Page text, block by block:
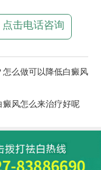
点击电话咨询
么做可以降低白癜风
风怎么来治疗好呢